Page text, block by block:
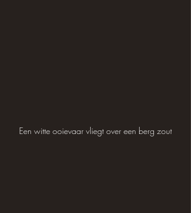
Een witte ooievaar vliegt over een berg zout